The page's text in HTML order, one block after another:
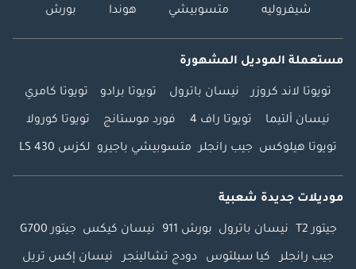
شيفروليه متسوبيشي هوندا بورش
مستعملة الموديل المشهورة
تويوتا لاند كروزر نيسان باترول تويوتا برادو تويوتا كامري
نيسان ألتيما تويوتا راف 4 فورد موستانج تويوتا كورولا
تويوتا هيلوكس جيب رانجلر متسوبيشي باجيرو لكزس LS 430
موديلات جديدة شعبية
جيتور T2 نيسان باترول بورش 911 نيسان كيكس جيتور G700
جيب رانجلر كيا سيلتوس دودج تشالينجر نيسان إكس تريل